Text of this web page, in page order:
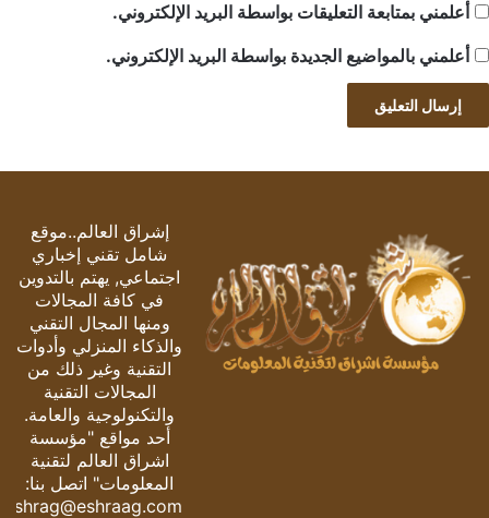
أعلمني بمتابعة التعليقات بواسطة البريد الإلكتروني.
أعلمني بالمواضيع الجديدة بواسطة البريد الإلكتروني.
إشراق العالم..موقع
شامل تقني إخباري
اجتماعي, يهتم بالتدوين
في كافة المجالات
ومنها المجال التقني
والذكاء المنزلي وأدوات
التقنية وغير ذلك من
المجالات التقنية
والتكنولوجية والعامة.
أحد مواقع "مؤسسة
اشراق العالم لتقنية
المعلومات" اتصل بنا:
eshrag@eshraag.com